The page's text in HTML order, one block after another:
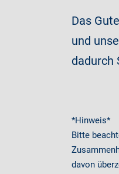
Das
und
dadurch
*Hinweis*
Bitte
davon